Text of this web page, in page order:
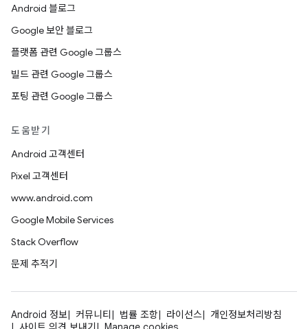
Android 블로그
Google 보안 블로그
플랫폼 관련 Google 그룹스
빌드 관련 Google 그룹스
포팅 관련 Google 그룹스
도움받기
Android 고객센터
Pixel 고객센터
www.android.com
Google Mobile Services
Stack Overflow
문제 추적기
Android 정보 커뮤니티 법률 조항 라이선스
개인정보처리방침